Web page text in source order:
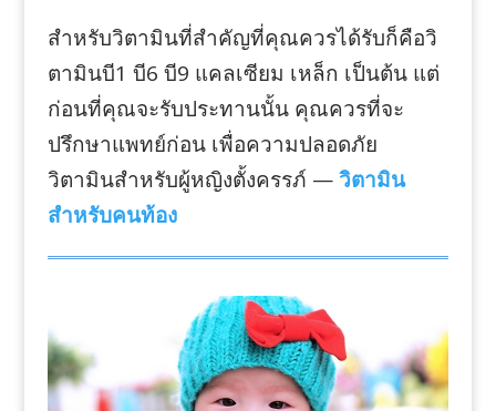
สำหรับวิตามินที่สำคัญที่คุณควรได้รับก็คือวิ
ตามินบี1 บี6 บี9 แคลเซียม เหล็ก เป็นต้น แต่
ก่อนที่คุณจะรับประทานนั้น คุณควรที่จะ
ปรึกษาแพทย์ก่อน เพื่อความปลอดภัย
วิตามินสำหรับผู้หญิงตั้งครรภ์ —วิตามิน
สำหรับคนท้อง